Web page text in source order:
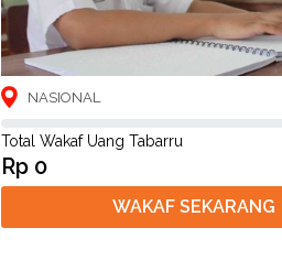
NASIONAL
Total Wakaf Uang Tabarru
Rp 0
WAKAF SEKARANG